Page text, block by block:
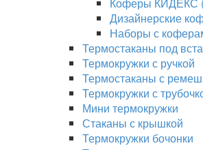
Дизайнерские
Наборы с
Термостаканы под
Термокружки с ручкой
Термостаканы с
Термокружки с
Мини термокружки
Стаканы с крышкой
Термокружки бочонки